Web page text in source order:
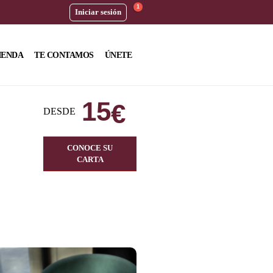
Iniciar sesión
1
TE CONTAMOS ÚNETE
DESDE 15€
CONOCE SU
CARTA